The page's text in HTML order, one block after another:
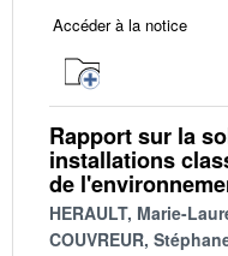
Accéder à la notice
Rapport sur la
installations
de
HERAULT, Marie-
COUVREUR,